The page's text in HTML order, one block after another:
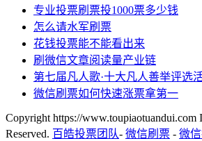
专业投票刷票投1000票多少钱
怎么请水军刷票
花钱投票能不能看出来
刷微信文章阅读量产业链
第七届凡人歌·十大凡人善举评选
微信刷票如何快速涨票拿第一
Copyright https://www.toupiaotuandui.com
Reserved. 百皓投票团队- 微信刷票 - 微